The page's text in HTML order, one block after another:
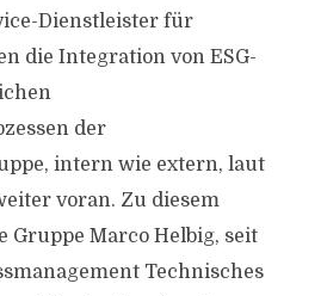
Dienstleister für
die Integration von ESG-
der
intern wie extern, laut
voran. Zu diesem
Gruppe Marco Helbig, seit
Technisches